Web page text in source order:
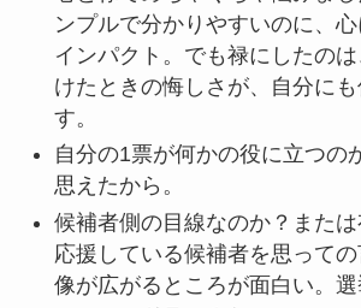
ンプルで分かりやすいのに、
インパクト。でも禄にしたの
けたときの悔しさが、自分に
す。
自分の1票が何かの役に立つの
思えたから。
候補者側の目線なのか？また
応援している候補者を思って
像が広がるところが面白い。